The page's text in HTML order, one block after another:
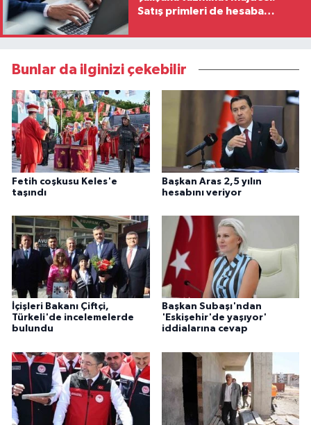
Satış primleri de hesaba
Bunlar da ilginizi çekebilir
Fetih coşkusu Keles'e
taşındı
Başkan Aras 2,5 yılın
hesabını veriyor
İçişleri Bakanı Çiftçi,
Türkeli'de incelemelerde
bulundu
Başkan Subaşı'ndan
'Eskişehir'de yaşıyor'
iddialarına cevap